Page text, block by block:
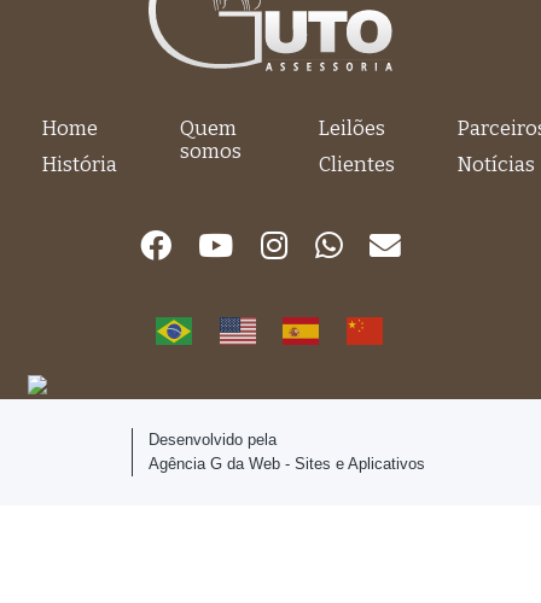
Home
História
Quem
somos
Leilões
Clientes
Notícias
Desenvolvido pela
Agência G da Web - Sites e Aplicativos